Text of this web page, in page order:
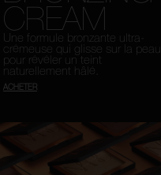
CREAM
Une formule bronzante ultra-
crémeuse qui glisse sur la peau
pour révéler un teint
naturellement hâlé.
ACHETER